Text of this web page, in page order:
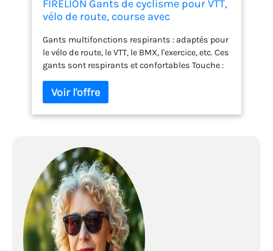
FIRELION Gants de cyclisme pour VTT,
vélo de route, course avec
d'équitation pour écran tactile, gants
noirs taille M
Gants multifonctions respirants : adaptés pour
le vélo de route, le VTT, le BMX, l'exercice, etc. Ces
gants sont respirants et confortables Touche :
doigts pour une utilisation pratique des
appareils mobiles, sans gants de déplacement
Durable : paume en gel avec absorption des
réglables : absorbantes en microfibre : en
fonction des besoins de réglage de l'étanchéité
et de la stabilisation du poignet 30 jours